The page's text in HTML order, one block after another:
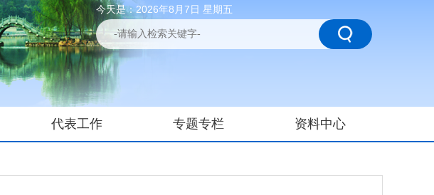
今天是：2026年8月7日 星期五
代表工作 专题专栏 资料中心